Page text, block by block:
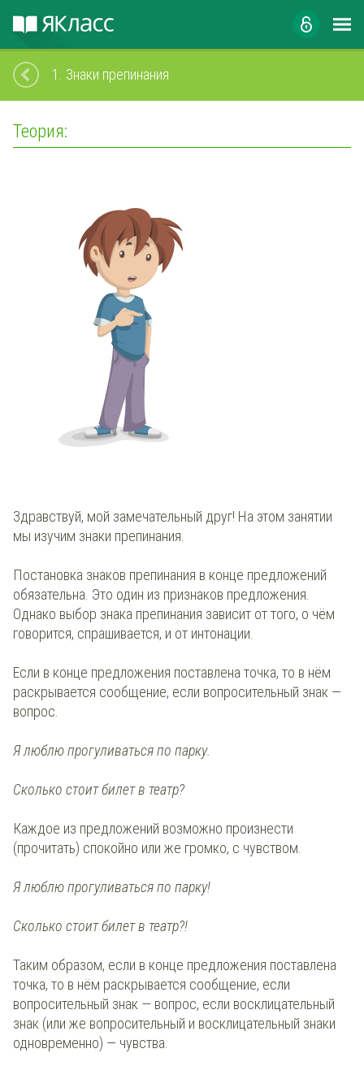
1. Знаки препинания
Теория:
Здравствуй, мой замечательный друг! На этом занятии
мы изучим знаки препинания.
Постановка знаков препинания в конце предложений
обязательна. Это один из признаков предложения.
Однако выбор знака препинания зависит от того, о чём
говорится, спрашивается, и от интонации.
Если в конце предложения поставлена точка, то в нём
раскрывается сообщение, если вопросительный знак —
вопрос.
Я люблю прогуливаться по парку.
Сколько стоит билет в театр?
Каждое из предложений возможно произнести
(прочитать) спокойно или же громко, с чувством.
Я люблю прогуливаться по парку!
Сколько стоит билет в театр?!
Таким образом, если в конце предложения поставлена
точка, то в нём раскрывается сообщение, если
вопросительный знак — вопрос, если восклицательный
знак (или же вопросительный и восклицательный знаки
одновременно) — чувства.